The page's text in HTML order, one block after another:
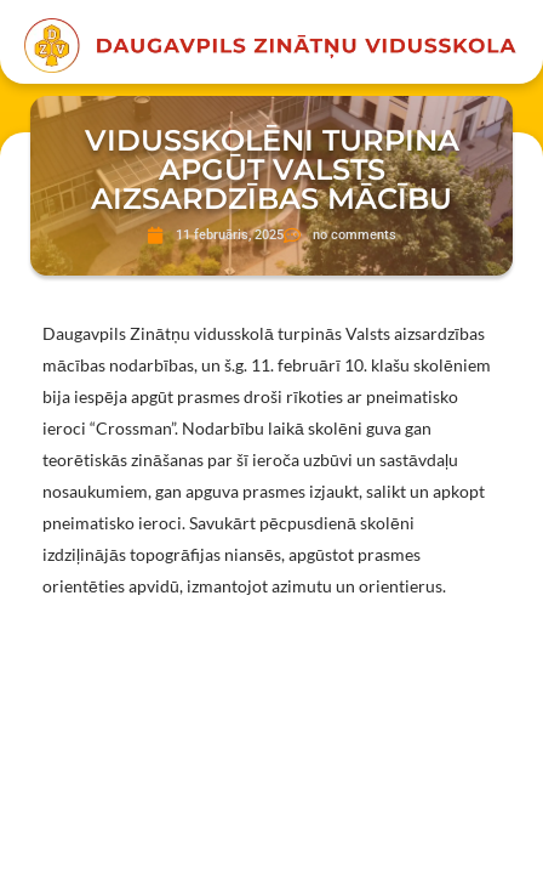
VIDUSSKOLĒNI TURPINA
APGŪT VALSTS
AIZSARDZĪBAS MĀCĪBU
11 februāris, 2025 no comments
Daugavpils Zinātņu vidusskolā turpinās Valsts aizsardzības
mācības nodarbības, un š.g. 11. februārī 10. klašu skolēniem
bija iespēja apgūt prasmes droši rīkoties ar pneimatisko
ieroci “Crossman”. Nodarbību laikā skolēni guva gan
teorētiskās zināšanas par šī ieroča uzbūvi un sastāvdaļu
nosaukumiem, gan apguva prasmes izjaukt, salikt un apkopt
pneimatisko ieroci. Savukārt pēcpusdienā skolēni
izdziļinājās topogrāfijas niansēs, apgūstot prasmes
orientēties apvidū, izmantojot azimutu un orientierus.